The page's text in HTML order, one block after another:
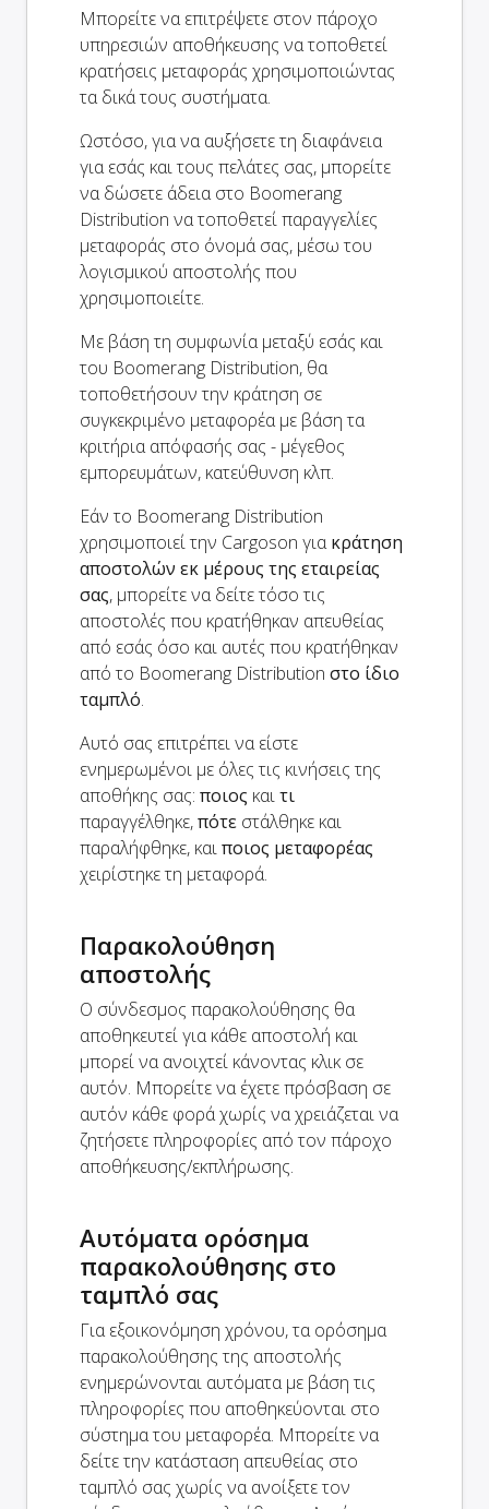
Μπορείτε να επιτρέψετε στον πάροχο
υπηρεσιών αποθήκευσης να τοποθετεί
κρατήσεις μεταφοράς χρησιμοποιώντας
τα δικά τους συστήματα.
Ωστόσο, για να αυξήσετε τη διαφάνεια
για εσάς και τους πελάτες σας, μπορείτε
να δώσετε άδεια στο Boomerang
Distribution να τοποθετεί παραγγελίες
μεταφοράς στο όνομά σας, μέσω του
λογισμικού αποστολής που
χρησιμοποιείτε.
Με βάση τη συμφωνία μεταξύ εσάς και
του Boomerang Distribution, θα
τοποθετήσουν την κράτηση σε
συγκεκριμένο μεταφορέα με βάση τα
κριτήρια απόφασής σας - μέγεθος
εμπορευμάτων, κατεύθυνση κλπ.
Εάν το Boomerang Distribution
χρησιμοποιεί την Cargoson γιακράτηση
αποστολών εκ μέρους της εταιρείας
σας, μπορείτε να δείτε τόσο τις
αποστολές που κρατήθηκαν απευθείας
από εσάς όσο και αυτές που κρατήθηκαν
από το Boomerang Distribution στο ίδιο
ταμπλό.
Αυτό σας επιτρέπει να είστε
ενημερωμένοι με όλες τις κινήσεις της
αποθήκης σας: ποιος καιτι
παραγγέλθηκε,πότε στάλθηκε και
παραλήφθηκε, καιποιος μεταφορέας
χειρίστηκε τη μεταφορά.
Παρακολούθηση
αποστολής
Ο σύνδεσμος παρακολούθησης θα
αποθηκευτεί για κάθε αποστολή και
μπορεί να ανοιχτεί κάνοντας κλικ σε
αυτόν. Μπορείτε να έχετε πρόσβαση σε
αυτόν κάθε φορά χωρίς να χρειάζεται να
ζητήσετε πληροφορίες από τον πάροχο
αποθήκευσης/εκπλήρωσης.
Αυτόματα ορόσημα
παρακολούθησης στο
ταμπλό σας
Για εξοικονόμηση χρόνου, τα ορόσημα
παρακολούθησης της αποστολής
ενημερώνονται αυτόματα με βάση τις
πληροφορίες που αποθηκεύονται στο
σύστημα του μεταφορέα. Μπορείτε να
δείτε την κατάσταση απευθείας στο
ταμπλό σας χωρίς να ανοίξετε τον